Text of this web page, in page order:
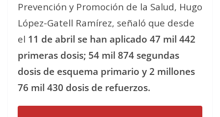
Prevención y Promoción de la Salud, Hugo
López-Gatell Ramírez, señaló que desde
el 11 de abril se han aplicado 47 mil 442
primeras dosis; 54 mil 874 segundas
dosis de esquema primario y 2 millones
76 mil 430 dosis de refuerzos.